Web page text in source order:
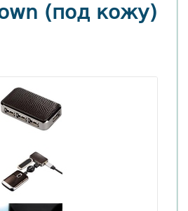
(под кожу)